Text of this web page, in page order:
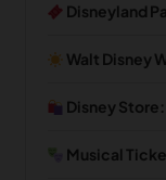
Disneyland
Walt Disney
Disney Store:
Musical